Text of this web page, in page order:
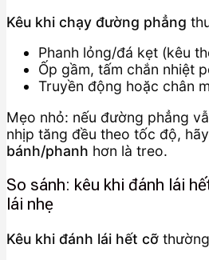
Kêu khi chạy đường phẳng
Phanh lỏng/đá kẹt (kêu
Ốp gầm, tấm chắn nhiệt
Truyền động hoặc chân
Mẹo nhỏ: nếu đường phẳng
nhịp tăng đều theo tốc độ,
bánh/phanh hơn là treo.
So sánh: kêu khi đánh lái
lái nhẹ
Kêu khi đánh lái hết cỡ